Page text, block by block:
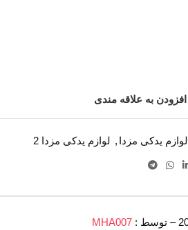
افزودن به علاقه مندی
لوازم یدکی مزدا , لوازم یدکی مزدا 2
MHA007